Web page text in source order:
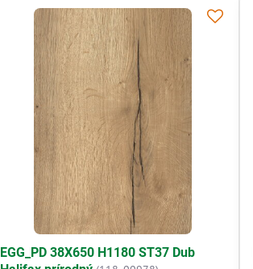
EGG_PD 38X650 H1180 ST37 Dub